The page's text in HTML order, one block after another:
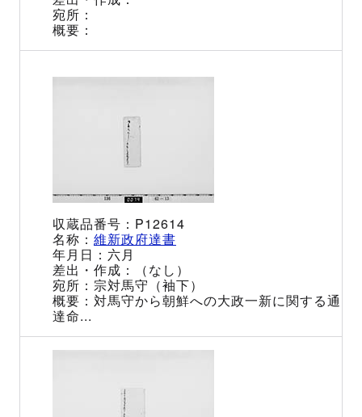
P12614
維新政府達書
六月
（なし）
宗対馬守（袖下）
対馬守から朝鮮への大政一新に関する通
達命...